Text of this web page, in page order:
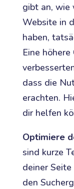
gibt an, wie
Website in
haben,
Eine höhere
dass die
erachten.
dir helfen
Optimiere
sind kurze
deiner Seite
den